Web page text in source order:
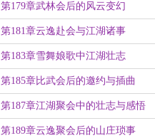
第179章武林会后的风云变幻
第181章云逸赴会与江湖诸事
第183章雪舞娘歌中江湖壮志
第185章比武会后的邀约与插曲
第187章江湖聚会中的壮志与感悟
第189章云逸聚会后的山庄琐事